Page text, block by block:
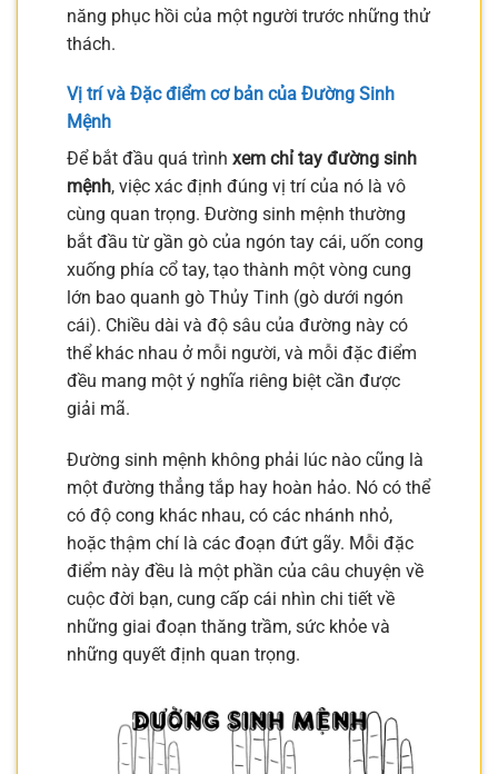
năng phục hồi của một người trước những thử
thách.
Vị trí và Đặc điểm cơ bản của Đường Sinh
Mệnh
Để bắt đầu quá trình xem chỉ tay đường sinh
mệnh, việc xác định đúng vị trí của nó là vô
cùng quan trọng. Đường sinh mệnh thường
bắt đầu từ gần gò của ngón tay cái, uốn cong
xuống phía cổ tay, tạo thành một vòng cung
lớn bao quanh gò Thủy Tinh (gò dưới ngón
cái). Chiều dài và độ sâu của đường này có
thể khác nhau ở mỗi người, và mỗi đặc điểm
đều mang một ý nghĩa riêng biệt cần được
giải mã.
Đường sinh mệnh không phải lúc nào cũng là
một đường thẳng tắp hay hoàn hảo. Nó có thể
có độ cong khác nhau, có các nhánh nhỏ,
hoặc thậm chí là các đoạn đứt gãy. Mỗi đặc
điểm này đều là một phần của câu chuyện về
cuộc đời bạn, cung cấp cái nhìn chi tiết về
những giai đoạn thăng trầm, sức khỏe và
những quyết định quan trọng.